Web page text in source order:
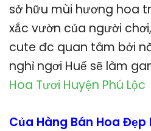
sở hữu mùi hương hoa
xắc vườn của người
cute đc quan tâm bởi
nghỉ ngơi Huế sẽ làm
Hoa Tươi Huyện Phú Lộc
Của Hàng Bán Hoa